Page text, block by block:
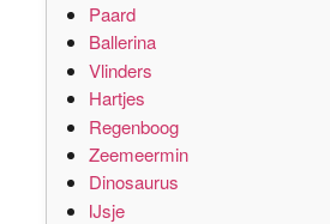
Paard
Ballerina
Vlinders
Hartjes
Regenboog
Zeemeermin
Dinosaurus
IJsje